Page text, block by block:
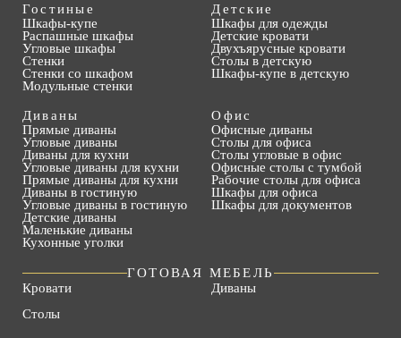
Гостиные
Шкафы-купе
Распашные шкафы
Угловые шкафы
Стенки
Стенки со шкафом
Модульные стенки
Детские
Шкафы для одежды
Детские кровати
Двухъярусные кровати
Столы в детскую
Шкафы-купе в детскую
Диваны
Прямые диваны
Угловые диваны
Диваны для кухни
Угловые диваны для кухни
Прямые диваны для кухни
Диваны в гостиную
Угловые диваны в гостиную
Детские диваны
Маленькие диваны
Кухонные уголки
Офис
Офисные диваны
Столы для офиса
Столы угловые в офис
Офисные столы с тумбой
Рабочие столы для офиса
Шкафы для офиса
Шкафы для документов
ГОТОВАЯ МЕБЕЛЬ
Кровати
Диваны
Столы